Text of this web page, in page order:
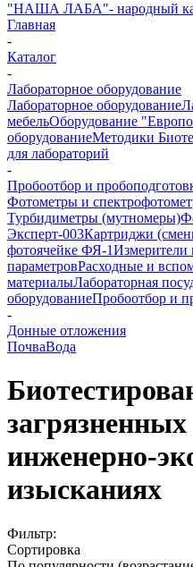
"НАША ЛАБА"- народный
Главная
-
Каталог
-
Лабораторное оборудование
Лабораторное оборудование
мебельОборудование
оборудованиеМетодики
для лабораторий
-
Пробоотбор и
Фотометры и
Турбидиметры (мутномеры)
Эксперт-003Картриджи
фотоячейке ФЯ-1Измерители
параметровРасходные и
материалыЛабораторная
оборудованиеПробоотбор и
-
Донные отложения
ПочваВода
инженерно-
изысканиях
Фильтр:
Сортировка